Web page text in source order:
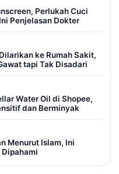
Perlukah Cuci
Penjelasan Dokter
ke Rumah Sakit,
tapi Tak Disadari
Water Oil di Shopee,
dan Berminyak
Menurut Islam, Ini